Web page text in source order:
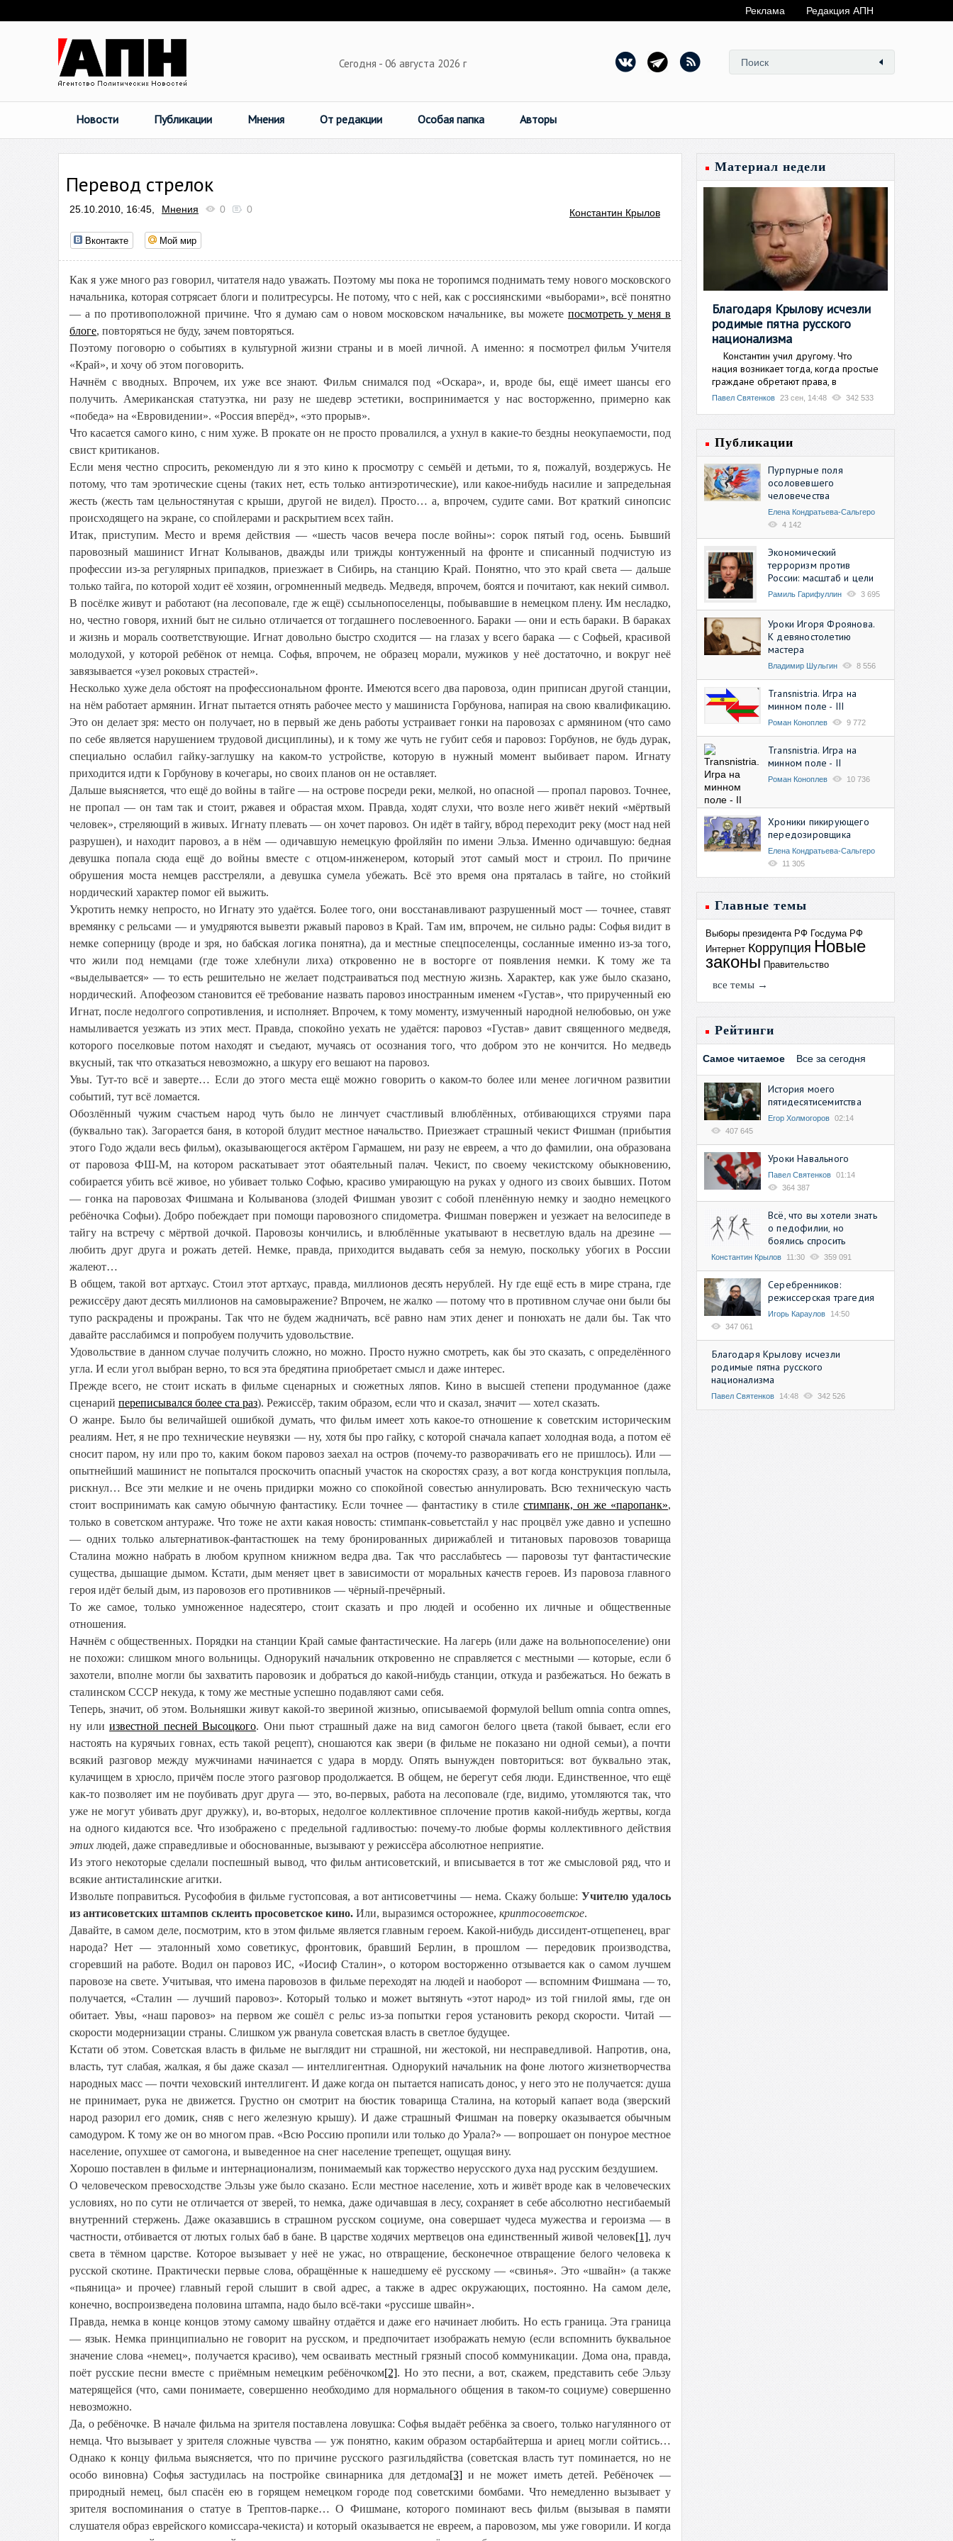
Реклама Редакция АПН
Сегодня - 06 августа 2026 г
Новости Публикации Мнения От редакции Особая папка Авторы
Перевод стрелок
25.10.2010, 16:45, Мнения 0 0 Константин Крылов
Вконтакте Мой мир
Как я уже много раз говорил, читателя надо уважать. Поэтому мы пока не торопимся поднимать тему нового московского
начальника, которая сотрясает блоги и политресурсы. Не потому, что с ней, как с россиянскими «выборами», всё понятно
— а по противоположной причине. Что я думаю сам о новом московском начальнике, вы можете посмотреть у меня в
блоге, повторяться не буду, зачем повторяться.
Поэтому поговорю о событиях в культурной жизни страны и в моей личной. А именно: я посмотрел фильм Учителя
«Край», и хочу об этом поговорить.
Начнём с вводных. Впрочем, их уже все знают. Фильм снимался под «Оскара», и, вроде бы, ещё имеет шансы его
получить. Американская статуэтка, ни разу не шедевр эстетики, воспринимается у нас восторженно, примерно как
«победа» на «Евровидении». «Россия вперёд», «это прорыв».
Что касается самого кино, с ним хуже. В прокате он не просто провалился, а ухнул в какие-то бездны неокупаемости, под
свист критиканов.
Если меня честно спросить, рекомендую ли я это кино к просмотру с семьёй и детьми, то я, пожалуй, воздержусь. Не
потому, что там эротические сцены (таких нет, есть только антиэротические), или какое-нибудь насилие и запредельная
жесть (жесть там цельностянутая с крыши, другой не видел). Просто… а, впрочем, судите сами. Вот краткий синопсис
происходящего на экране, со спойлерами и раскрытием всех тайн.
Итак, приступим. Место и время действия — «шесть часов вечера после войны»: сорок пятый год, осень. Бывший
паровозный машинист Игнат Колыванов, дважды или трижды контуженный на фронте и списанный подчистую из
профессии из-за регулярных припадков, приезжает в Сибирь, на станцию Край. Понятно, что это край света — дальше
только тайга, по которой ходит её хозяин, огромненный медведь. Медведя, впрочем, боятся и почитают, как некий символ.
В посёлке живут и работают (на лесоповале, где ж ещё) ссыльнопоселенцы, побывавшие в немецком плену. Им несладко,
но, честно говоря, ихний быт не сильно отличается от тогдашнего послевоенного. Бараки — они и есть бараки. В бараках
и жизнь и мораль соответствующие. Игнат довольно быстро сходится — на глазах у всего барака — с Софьей, красивой
молодухой, у которой ребёнок от немца. Софья, впрочем, не образец морали, мужиков у неё достаточно, и вокруг неё
завязывается «узел роковых страстей».
Несколько хуже дела обстоят на профессиональном фронте. Имеются всего два паровоза, один приписан другой станции,
на нём работает армянин. Игнат пытается отнять рабочее место у машиниста Горбунова, напирая на свою квалификацию.
Это он делает зря: место он получает, но в первый же день работы устраивает гонки на паровозах с армянином (что само
по себе является нарушением трудовой дисциплины), и к тому же чуть не губит себя и паровоз: Горбунов, не будь дурак,
специально ослабил гайку-заглушку на каком-то устройстве, которую в нужный момент выбивает паром. Игнату
приходится идти к Горбунову в кочегары, но своих планов он не оставляет.
Дальше выясняется, что ещё до войны в тайге — на острове посреди реки, мелкой, но опасной — пропал паровоз. Точнее,
не пропал — он там так и стоит, ржавея и обрастая мхом. Правда, ходят слухи, что возле него живёт некий «мёртвый
человек», стреляющий в живых. Игнату плевать — он хочет паровоз. Он идёт в тайгу, вброд переходит реку (мост над ней
разрушен), и находит паровоз, а в нём — одичавшую немецкую фройляйн по имени Эльза. Именно одичавшую: бедная
девушка попала сюда ещё до войны вместе с отцом-инженером, который этот самый мост и строил. По причине
обрушения моста немцев расстреляли, а девушка сумела убежать. Всё это время она пряталась в тайге, но стойкий
нордический характер помог ей выжить.
Укротить немку непросто, но Игнату это удаётся. Более того, они восстанавливают разрушенный мост — точнее, ставят
времянку с рельсами — и умудряются вывезти ржавый паровоз в Край. Там им, впрочем, не сильно рады: Софья видит в
немке соперницу (вроде и зря, но бабская логика понятна), да и местные спецпоселенцы, сосланные именно из-за того,
что жили под немцами (где тоже хлебнули лиха) откровенно не в восторге от появления немки. К тому же та
«выделывается» — то есть решительно не желает подстраиваться под местную жизнь. Характер, как уже было сказано,
нордический. Апофеозом становится её требование назвать паровоз иностранным именем «Густав», что прирученный ею
Игнат, после недолгого сопротивления, и исполняет. Впрочем, к тому моменту, измученный народной нелюбовью, он уже
намыливается уезжать из этих мест. Правда, спокойно уехать не удаётся: паровоз «Густав» давит священного медведя,
которого поселковые потом находят и съедают, мучаясь от осознания того, что добром это не кончится. Но медведь
вкусный, так что отказаться невозможно, а шкуру его вешают на паровоз.
Увы. Тут-то всё и заверте… Если до этого места ещё можно говорить о каком-то более или менее логичном развитии
событий, тут всё ломается.
Обозлённый чужим счастьем народ чуть было не линчует счастливый влюблённых, отбивающихся струями пара
(буквально так). Загорается баня, в которой блудит местное начальство. Приезжает страшный чекист Фишман (прибытия
этого Годо ждали весь фильм), оказывающегося актёром Гармашем, ни разу не евреем, а что до фамилии, она образована
от паровоза ФШ-М, на котором раскатывает этот обаятельный палач. Чекист, по своему чекистскому обыкновению,
собирается убить всё живое, но убивает только Софью, красиво умирающую на руках у одного из своих бывших. Потом
— гонка на паровозах Фишмана и Колыванова (злодей Фишман увозит с собой пленённую немку и заодно немецкого
ребёночка Софьи). Добро побеждает при помощи паровозного спидометра. Фишман повержен и уезжает на велосипеде в
тайгу на встречу с мёртвой дочкой. Паровозы кончились, и влюблённые укатывают в несветлую вдаль на дрезине —
любить друг друга и рожать детей. Немке, правда, приходится выдавать себя за немую, поскольку убогих в России
жалеют…
В общем, такой вот артхаус. Стоил этот артхаус, правда, миллионов десять нерублей. Ну где ещё есть в мире страна, где
режиссёру дают десять миллионов на самовыражение? Впрочем, не жалко — потому что в противном случае они были бы
тупо раскрадены и прожраны. Так что не будем жадничать, всё равно нам этих денег и понюхать не дали бы. Так что
давайте расслабимся и попробуем получить удовольствие.
Удовольствие в данном случае получить сложно, но можно. Просто нужно смотреть, как бы это сказать, с определённого
угла. И если угол выбран верно, то вся эта бредятина приобретает смысл и даже интерес.
Прежде всего, не стоит искать в фильме сценарных и сюжетных ляпов. Кино в высшей степени продуманное (даже
сценарий переписывался более ста раз). Режиссёр, таким образом, если что и сказал, значит — хотел сказать.
О жанре. Было бы величайшей ошибкой думать, что фильм имеет хоть какое-то отношение к советским историческим
реалиям. Нет, я не про технические неувязки — ну, хотя бы про гайку, с которой сначала капает холодная вода, а потом её
сносит паром, ну или про то, каким боком паровоз заехал на остров (почему-то разворачивать его не пришлось). Или —
опытнейший машинист не попытался проскочить опасный участок на скоростях сразу, а вот когда конструкция поплыла,
рискнул… Все эти мелкие и не очень придирки можно со спокойной совестью аннулировать. Всю техническую часть
стоит воспринимать как самую обычную фантастику. Если точнее — фантастику в стилестимпанк, он же «паропанк»,
только в советском антураже. Что тоже не ахти какая новость: стимпанк-совьетстайл у нас процвёл уже давно и успешно
— одних только альтернативок-фантастюшек на тему бронированных дирижаблей и титановых паровозов товарища
Сталина можно набрать в любом крупном книжном ведра два. Так что расслабьтесь — паровозы тут фантастические
существа, дышащие дымом. Кстати, дым меняет цвет в зависимости от моральных качеств героев. Из паровоза главного
героя идёт белый дым, из паровозов его противников — чёрный-пречёрный.
То же самое, только умноженное надесятеро, стоит сказать и про людей и особенно их личные и общественные
отношения.
Начнём с общественных. Порядки на станции Край самые фантастические. На лагерь (или даже на вольнопоселение) они
не похожи: слишком много вольницы. Однорукий начальник откровенно не справляется с местными — которые, если б
захотели, вполне могли бы захватить паровозик и добраться до какой-нибудь станции, откуда и разбежаться. Но бежать в
сталинском СССР некуда, к тому же местные успешно подавляют сами себя.
Теперь, значит, об этом. Вольняшки живут какой-то звериной жизнью, описываемой формулой bellum omnia contra omnes,
ну илиизвестной песней Высоцкого. Они пьют страшный даже на вид самогон белого цвета (такой бывает, если его
настоять на курячьих говнах, есть такой рецепт), сношаются как звери (в фильме не показано ни одной семьи), а почти
всякий разговор между мужчинами начинается с удара в морду. Опять вынужден повториться: вот буквально этак,
кулачищем в хрюсло, причём после этого разговор продолжается. В общем, не берегут себя люди. Единственное, что ещё
как-то позволяет им не поубивать друг друга — это, во-первых, работа на лесоповале (где, видимо, утомляются так, что
уже не могут убивать друг дружку), и, во-вторых, недолгое коллективное сплочение против какой-нибудь жертвы, когда
на одного кидаются все. Что изображено с предельной гадливостью: почему-то любые формы коллективного действия
этих людей, даже справедливые и обоснованные, вызывают у режиссёра абсолютное неприятие.
Из этого некоторые сделали поспешный вывод, что фильм антисоветский, и вписывается в тот же смысловой ряд, что и
всякие антисталинские агитки.
Извольте поправиться. Русофобия в фильме густопсовая, а вот антисоветчины — нема. Скажу больше:Учителю удалось
из антисоветских штампов склеить просоветское кино. Или, выразимся осторожнее, криптосоветское.
Давайте, в самом деле, посмотрим, кто в этом фильме является главным героем. Какой-нибудь диссидент-отщепенец, враг
народа? Нет — эталонный хомо советикус, фронтовик, бравший Берлин, в прошлом — передовик производства,
сгоревший на работе. Водил он паровоз ИС, «Иосиф Сталин», о котором восторженно отзывается как о самом лучшем
паровозе на свете. Учитывая, что имена паровозов в фильме переходят на людей и наоборот — вспомним Фишмана — то,
получается, «Сталин — лучший паровоз». Который только и может вытянуть «этот народ» из той гнилой ямы, где он
обитает. Увы, «наш паровоз» на первом же сошёл с рельс из-за попытки героя установить рекорд скорости. Читай —
скорости модернизации страны. Слишком уж рванула советская власть в светлое будущее.
Кстати об этом. Советская власть в фильме не выглядит ни страшной, ни жестокой, ни несправедливой. Напротив, она,
власть, тут слабая, жалкая, я бы даже сказал — интеллигентная. Однорукий начальник на фоне лютого жизнетворчества
народных масс — почти чеховский интеллигент. И даже когда он пытается написать донос, у него это не получается: душа
не принимает, рука не движется. Грустно он смотрит на бюстик товарища Сталина, на который капает вода (зверский
народ разорил его домик, сняв с него железную крышу). И даже страшный Фишман на поверку оказывается обычным
самодуром. К тому же он во многом прав. «Всю Россию пропили или только до Урала?» — вопрошает он понурое местное
население, опухшее от самогона, и выведенное на снег население трепещет, ощущая вину.
Хорошо поставлен в фильме и интернационализм, понимаемый как торжество нерусского духа над русским бездушием.
О человеческом превосходстве Эльзы уже было сказано. Если местное население, хоть и живёт вроде как в человеческих
условиях, но по сути не отличается от зверей, то немка, даже одичавшая в лесу, сохраняет в себе абсолютно несгибаемый
внутренний стержень. Даже оказавшись в страшном русском социуме, она совершает чудеса мужества и героизма — в
частности, отбивается от лютых голых баб в бане. В царстве ходячих мертвецов она единственный живой человек[1], луч
света в тёмном царстве. Которое вызывает у неё не ужас, но отвращение, бесконечное отвращение белого человека к
русской скотине. Практически первые слова, обращённые к нашедшему её русскому — «свинья». Это «швайн» (а также
«пьяница» и прочее) главный герой слышит в свой адрес, а также в адрес окружающих, постоянно. На самом деле,
конечно, воспроизведена половина штампа, надо было всё-таки «руссише швайн».
Правда, немка в конце концов этому самому швайну отдаётся и даже его начинает любить. Но есть граница. Эта граница
— язык. Немка принципиально не говорит на русском, и предпочитает изображать немую (если вспомнить буквальное
значение слова «немец», получается красиво), чем осваивать местный грязный способ коммуникации. Дома она, правда,
поёт русские песни вместе с приёмным немецким ребёночком[2]. Но это песни, а вот, скажем, представить себе Эльзу
матерящейся (что, сами понимаете, совершенно необходимо для нормального общения в таком-то социуме) совершенно
невозможно.
Да, о ребёночке. В начале фильма на зрителя поставлена ловушка: Софья выдаёт ребёнка за своего, только нагулянного от
немца. Что вызывает у зрителя сложные чувства — уж понятно, каким образом остарбайтерша и ариец могли сойтись…
Однако к концу фильма выясняется, что по причине русского разгильдяйства (советская власть тут поминается, но не
особо виновна) Софья застудилась на постройке свинарника для детдома[3] и не может иметь детей. Ребёночек —
природный немец, был спасён ею в горящем немецком городе под советскими бомбами. Что немедленно вызывает у
зрителя воспоминания о статуе в Трептов-парке… О Фишмане, которого поминают весь фильм (вызывая в памяти
слушателя образ еврейского комиссара-чекиста) и который оказывается не евреем, а паровозом, мы уже говорили. И когда
Материал недели
Благодаря Крылову исчезли
родимые пятна русского
национализма
Константин учил другому. Что
нация возникает тогда, когда простые
граждане обретают права, в
Павел Святенков 23 сен, 14:48 342 533
Публикации
Пурпурные поля
осоловевшего
человечества
Елена Кондратьева-Сальгеро
4 142
Экономический
терроризм против
России: масштаб и цели
Рамиль Гарифуллин 3 695
Уроки Игоря Фроянова.
К девяностолетию
мастера
Владимир Шульгин 8 556
Transnistria. Игра на
минном поле - III
Роман Коноплев 9 772
Transnistria. Игра на
минном поле - II
Роман Коноплев 10 736
Хроники пикирующего
передозировщика
Елена Кондратьева-Сальгеро
11 305
Главные темы
Выборы президента РФ Госдума РФ
Интернет Коррупция Новые
законы Правительство
все темы →
Рейтинги
Самое читаемое Все за сегодня
История моего
пятидесятисемитства
Егор Холмогоров 02:14
407 645
Уроки Навального
Павел Святенков 01:14
364 387
Всё, что вы хотели знать
о педофилии, но
боялись спросить
Константин Крылов 11:30 359 091
Серебренников:
режиссерская трагедия
Игорь Караулов
14:50
347 061
Благодаря Крылову исчезли
родимые пятна русского
национализма
Павел Святенков 14:48 342 526